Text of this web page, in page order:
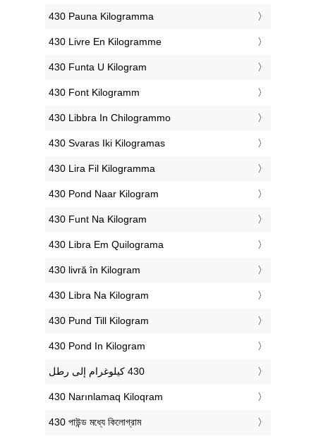
‎430 Pauna Kilogramma
‎430 Livre En Kilogramme
‎430 Funta U Kilogram
‎430 Font Kilogramm
‎430 Libbra In Chilogrammo
‎430 Svaras Iki Kilogramas
‎430 Lira Fil Kilogramma
‎430 Pond Naar Kilogram
‎430 Funt Na Kilogram
‎430 Libra Em Quilograma
‎430 livră în Kilogram
‎430 Libra Na Kilogram
‎430 Pund Till Kilogram
‎430 Pond In Kilogram
‎430 Narınlamaq Kiloqram
‎430 পাউন্ড মধ্যে কিলোগ্রাম